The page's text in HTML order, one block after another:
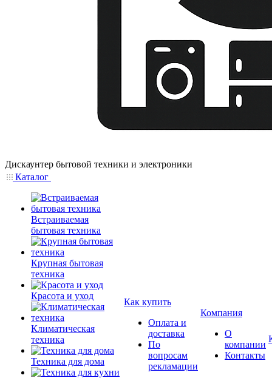
Дискаунтер бытовой техники и электроники
Каталог
Встраиваемая
бытовая техника
Крупная бытовая
техника
Красота и уход
Климатическая
техника
Техника для дома
Как купить
Оплата и
доставка
По
вопросам
рекламации
Компания
О
компании
Контакты